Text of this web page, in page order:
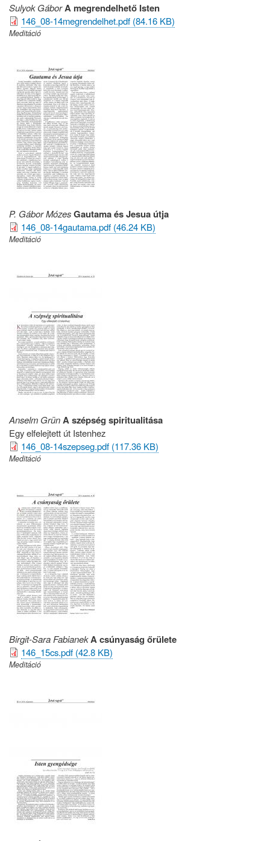
Sulyok GáborA megrendelhető Isten
146_08-14megrendelhet.pdf (84.16 KB)
Meditáció
P. Gábor MózesGautama és Jesua útja
146_08-14gautama.pdf (46.24 KB)
Meditáció
Anselm GrünA szépség spiritualitása
Egy elfelejtett út Istenhez
146_08-14szepseg.pdf (117.36 KB)
Meditáció
Birgit-Sara FabianekA csúnyaság őrülete
146_15cs.pdf (42.8 KB)
Meditáció